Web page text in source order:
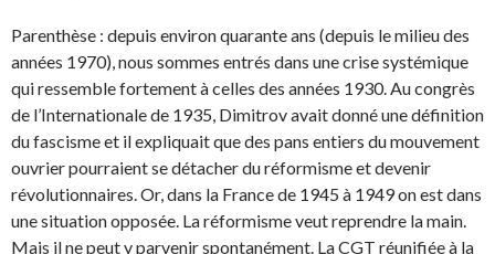
Parenthèse : depuis environ quarante ans (depuis le milieu des
années 1970), nous sommes entrés dans une crise systémique
qui ressemble fortement à celles des années 1930. Au congrès
de l’Internationale de 1935, Dimitrov avait donné une définition
du fascisme et il expliquait que des pans entiers du mouvement
ouvrier pourraient se détacher du réformisme et devenir
révolutionnaires. Or, dans la France de 1945 à 1949 on est dans
une situation opposée. La réformisme veut reprendre la main.
Mais il ne peut y parvenir spontanément. La CGT réunifiée à la